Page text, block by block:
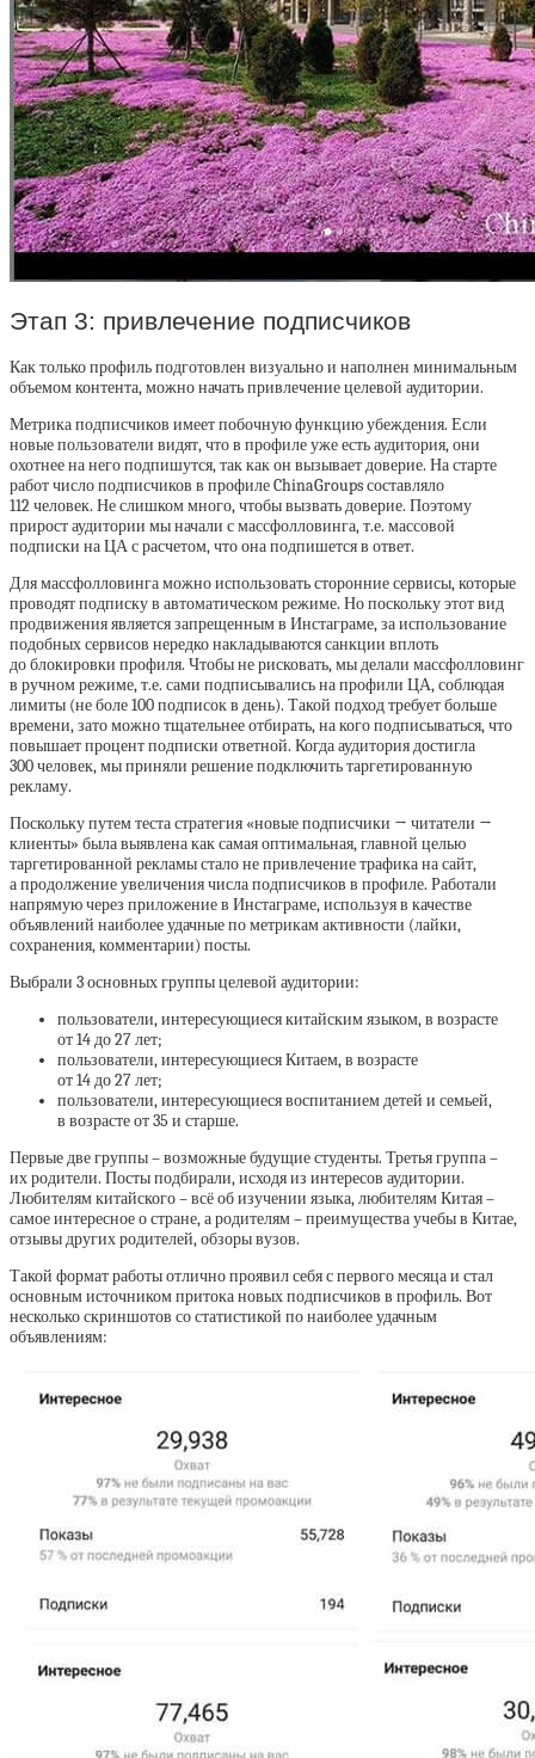
Этап 3: привлечение подписчиков
Как только профиль подготовлен визуально и наполнен минимальным
объемом контента, можно начать привлечение целевой аудитории.
Метрика подписчиков имеет побочную функцию убеждения. Если
новые пользователи видят, что в профиле уже есть аудитория, они
охотнее на него подпишутся, так как он вызывает доверие. На старте
работ число подписчиков в профиле ChinaGroups составляло
112 человек. Не слишком много, чтобы вызвать доверие. Поэтому
прирост аудитории мы начали с массфолловинга, т.е. массовой
подписки на ЦА с расчетом, что она подпишется в ответ.
Для массфолловинга можно использовать сторонние сервисы, которые
проводят подписку в автоматическом режиме. Но поскольку этот вид
продвижения является запрещенным в Инстаграме, за использование
подобных сервисов нередко накладываются санкции вплоть
до блокировки профиля. Чтобы не рисковать, мы делали массфолловинг
в ручном режиме, т.е. сами подписывались на профили ЦА, соблюдая
лимиты (не боле 100 подписок в день). Такой подход требует больше
времени, зато можно тщательнее отбирать, на кого подписываться, что
повышает процент подписки ответной. Когда аудитория достигла
300 человек, мы приняли решение подключить таргетированную
рекламу.
Поскольку путем теста стратегия «новые подписчики → читатели →
клиенты» была выявлена как самая оптимальная, главной целью
таргетированной рекламы стало не привлечение трафика на сайт,
а продолжение увеличения числа подписчиков в профиле. Работали
напрямую через приложение в Инстаграме, используя в качестве
объявлений наиболее удачные по метрикам активности (лайки,
сохранения, комментарии) посты.
Выбрали 3 основных группы целевой аудитории:
пользователи, интересующиеся китайским языком, в возрасте
от 14 до 27 лет;
пользователи, интересующиеся Китаем, в возрасте
от 14 до 27 лет;
пользователи, интересующиеся воспитанием детей и семьей,
в возрасте от 35 и старше.
Первые две группы – возможные будущие студенты. Третья группа –
их родители. Посты подбирали, исходя из интересов аудитории.
Любителям китайского – всё об изучении языка, любителям Китая –
самое интересное о стране, а родителям – преимущества учебы в Китае,
отзывы других родителей, обзоры вузов.
Такой формат работы отлично проявил себя с первого месяца и стал
основным источником притока новых подписчиков в профиль. Вот
несколько скриншотов со статистикой по наиболее удачным
объявлениям: